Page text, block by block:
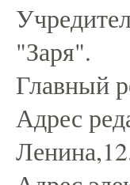
"Заря".
Главный
Адрес